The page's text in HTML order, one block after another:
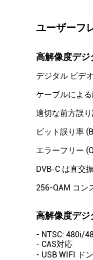
ユーザーフ
高解像度デジ
デジタル ビデ
ケーブルによ
適切な前方誤
ビット誤り率
エラーフリー
DVB-C は直交
256-QAM コン
高解像度デジ
- NTSC: 480i/
- CAS対応
- USB WIFI ド